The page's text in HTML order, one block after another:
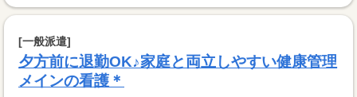
[一般派遣]
夕方前に退勤OK♪家庭と両立しやすい健康管理
メインの看護＊